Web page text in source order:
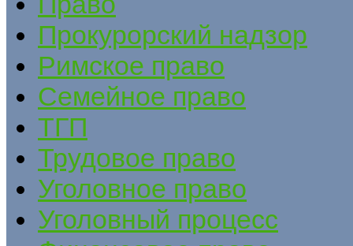
Прокурорский надзор
Римское право
Семейное право
ТГП
Трудовое право
Уголовное право
Уголовный процесс